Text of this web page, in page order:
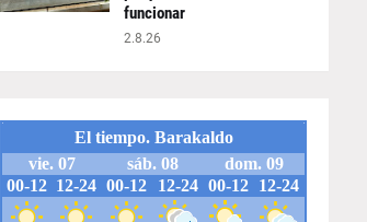
funcionar
2.8.26